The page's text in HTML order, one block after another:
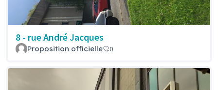
8 - rue André Jacques
Proposition officielle 0